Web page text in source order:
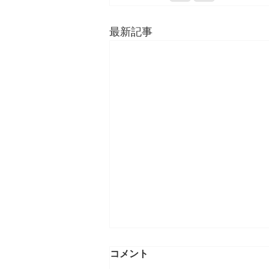
最新記事
親子の距離感(過干渉への警
コメント